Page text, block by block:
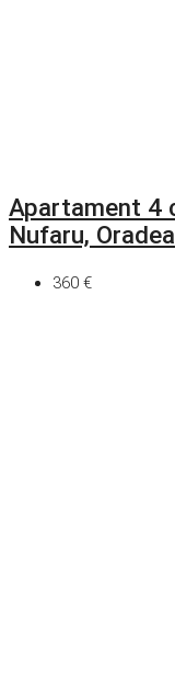
Apartament 4
Nufaru, Oradea
360 €